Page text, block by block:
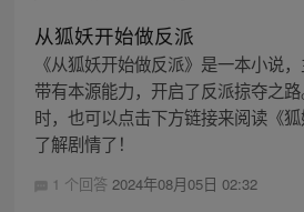
从狐妖开始做反派
《从狐妖开始做反派》是一本小说
带有本源能力，开启了反派掠夺之
时，也可以点击下方链接来阅读《
了解剧情了！
1 个回答 2024年08月05日 02:32